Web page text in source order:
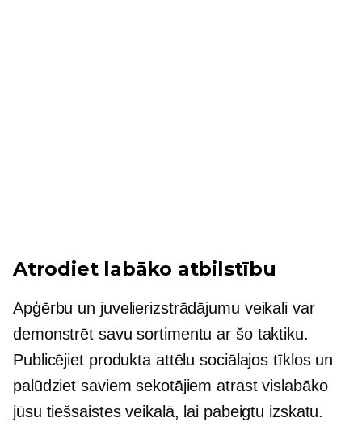
Atrodiet labāko atbilstību
Apģērbu un juvelierizstrādājumu veikali var
demonstrēt savu sortimentu ar šo taktiku.
Publicējiet produkta attēlu sociālajos tīklos un
palūdziet saviem sekotājiem atrast vislabāko
jūsu tiešsaistes veikalā, lai pabeigtu izskatu.